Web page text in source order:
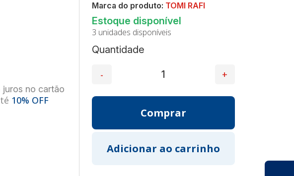
juros no cartão
10% OFF
Quantidade
3 unidades disponíveis
Marca do produto: TOMI RAFI